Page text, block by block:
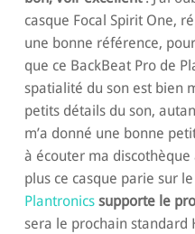
casque Focal Spirit One,
une bonne référence,
que ce BackBeat Pro de
spatialité du son est bien
petits détails du son,
m’a donné une bonne
à écouter ma discothèque
plus ce casque parie sur
Plantronics supporte le
sera le prochain standard